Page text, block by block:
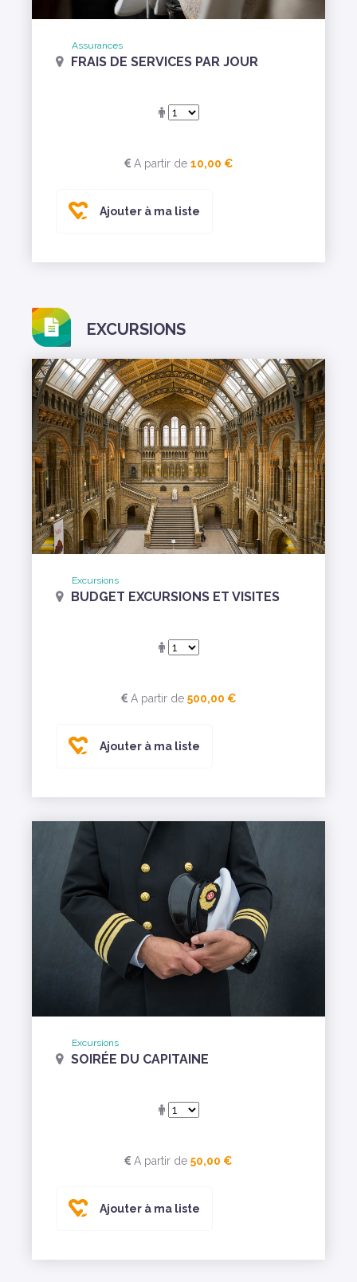
Assurances
FRAIS DE SERVICES PAR JOUR
A partir de 10,00 €
Ajouter à ma liste
EXCURSIONS
Excursions
BUDGET EXCURSIONS ET VISITES
A partir de 500,00 €
Ajouter à ma liste
Excursions
SOIRÉE DU CAPITAINE
A partir de 50,00 €
Ajouter à ma liste